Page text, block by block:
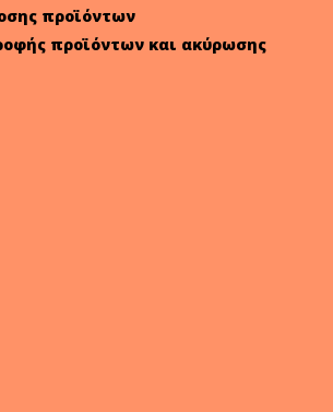
προϊόντων
προϊόντων και ακύρωσης